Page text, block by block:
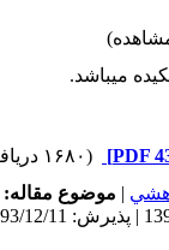
می​باشد.
(۱۶۸۰ دریافت)
| موضوع مقاله: